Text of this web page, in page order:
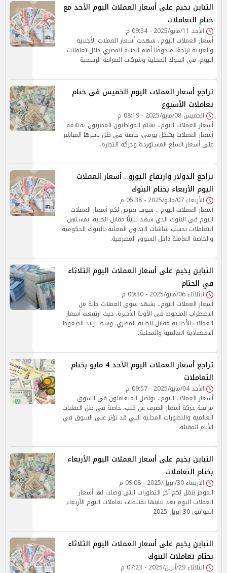
التباين يخيم على أسعار العملات اليوم الأحد مع
ختام التعاملات
الأحد 11/مايو/2025 - 09:34 م
أسعار العملات اليوم.. شهدت أسعار العملات الأجنبية
والعربية تراجعًا ملحوظًا أمام الجنيه المصري خلال تعاملات
اليوم، في البنوك المحلية وشركات الصرافة الرسمية
تراجع أسعار العملات اليوم الخميس في ختام
تعاملات الأسبوع
الخميس 08/مايو/2025 - 08:19 م
أسعار العملات اليوم.. يهتم المواطنون المصريون بمتابعة
أسعار العملات بشكل يومي، خاصة في ظل تأثيرها المباشر
على أسعار السلع المستوردة وحركة التجارة.
تراجع الدولار وارتفاع اليورو.. أسعار العملات
اليوم الأربعاء بختام البنوك
الأربعاء 07/مايو/2025 - 05:38 م
أسعار العملات اليوم .. سوف نعرض لكم أسعار العملات
اليوم في البنوك الذي شهد تباينًا مقابل الجنيه، بمستهل
التعاملات بحسب شاشات التداول المعلنة بالبنوك الحكومية
والخاصة العاملة داخل السوق المصرفية.
التباين يخيم على أسعار العملات اليوم الثلاثاء
في الختام
الثلاثاء 06/مايو/2025 - 09:30 م
أسعار العملات اليوم.. يشهد سوق العملات حالة من
الاضطراب الملحوظ في الآونة الأخيرة، حيث ارتفعت أسعار
العملات الأجنبية مقابل الجنيه المصري، وسط تزايد الضغوط
الاقتصادية العالمية والمحلية.
تراجع أسعار العملات اليوم الأحد 4 مايو بختام
التعاملات
الأحد 04/مايو/2025 - 09:57 م
أسعار العملات اليوم.. يواصل المتعاملون في السوق
مراقبة حركة أسعار الصرف عن كثب، خاصة في ظل التقلبات
العالمية والتطورات المحلية التي قد تؤثر على السوق في
الأيام المقبلة.
التباين يخيم على أسعار العملات اليوم الأربعاء
بختام التعاملات
الأربعاء 30/أبريل/2025 - 09:08 م
الموجز ينقل لكم آخر التطورات التي وصلت لها أسعار
العملات اليوم بعد تباينها بمنتصف تعاملات اليوم الأربعاء
الموافق 30 إبريل 2025
التباين يخيم على أسعار العملات اليوم الثلاثاء
بختام تعاملات البنوك
الثلاثاء 29/أبريل/2025 - 07:23 م